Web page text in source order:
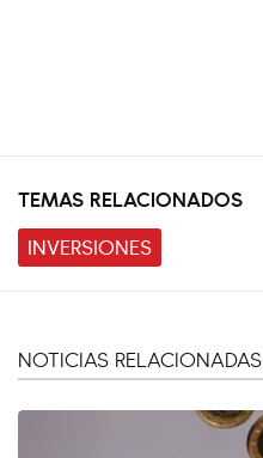
TEMAS RELACIONADOS
INVERSIONES
NOTICIAS RELACIONADAS